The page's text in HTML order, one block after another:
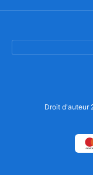
Droit d'auteur